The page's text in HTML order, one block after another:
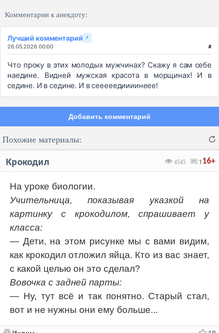
Комментарии к анекдоту:
Лучший комментарий ⚡
26.05.2026 00:00 #
Что проку в этих молодых мужчинах? Скажу я сам себе
наедине. Видней мужская красота в морщинах! И в
седине. И в седине. И в сееееедиииинеее!
Добавить комментарий
Похожие материалы:
16+
4545 1
Крокодил
На уроке биологии.
Учительница, показывая указкой на
картинку с крокодилом, спрашивает у
класса:
— Дети, на этом рисунке мы с вами видим,
как крокодил отложил яйца. Кто из вас знает,
с какой целью он это сделал?
Вовочка с задней парты:
— Ну, тут всё и так понятно. Старый стал,
вот и не нужны они ему больше...